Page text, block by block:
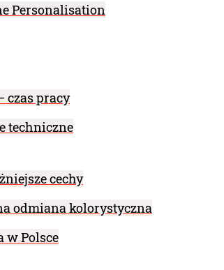
Personalisation
czas pracy
techniczne
cechy
odmiana kolorystyczna
w Polsce